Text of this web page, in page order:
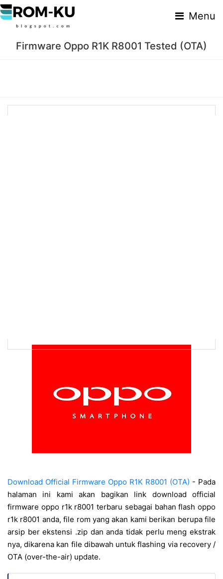
Menu
Firmware Oppo R1K R8001 Tested (OTA)
Download Official Firmware Oppo R1K R8001 (OTA) - Pada
halaman ini kami akan bagikan link download official
firmware oppo r1k r8001 terbaru sebagai bahan flash oppo
r1k r8001 anda, file rom yang akan kami berikan berupa file
arsip ber ekstensi .zip dan anda tidak perlu meng ekstrak
nya, dikarena kan file dibawah untuk flashing via recovery /
OTA (over-the-air) update.